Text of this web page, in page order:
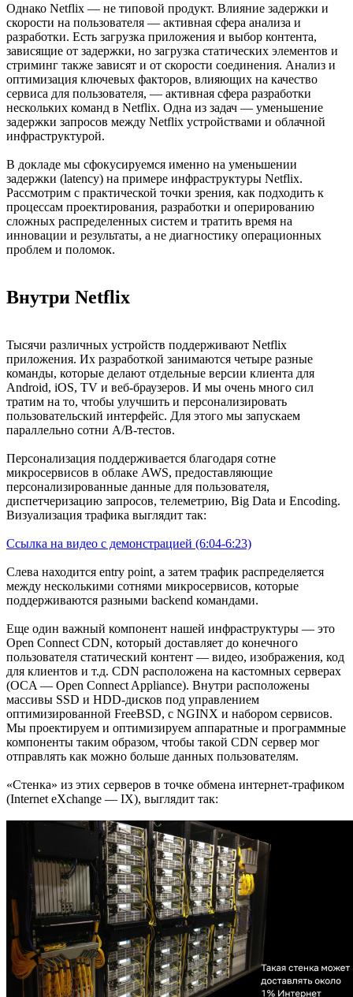
Однако Netflix — не типовой продукт. Влияние задержки и
скорости на пользователя — активная сфера анализа и
разработки. Есть загрузка приложения и выбор контента,
зависящие от задержки, но загрузка статических элементов и
стриминг также зависят и от скорости соединения. Анализ и
оптимизация ключевых факторов, влияющих на качество
сервиса для пользователя, — активная сфера разработки
нескольких команд в Netflix. Одна из задач — уменьшение
задержки запросов между Netflix устройствами и облачной
инфраструктурой.
В докладе мы сфокусируемся именно на уменьшении
задержки (latency) на примере инфраструктуры Netflix.
Рассмотрим с практической точки зрения, как подходить к
процессам проектирования, разработки и оперированию
сложных распределенных систем и тратить время на
инновации и результаты, а не диагностику операционных
проблем и поломок.
Внутри Netflix
Тысячи различных устройств поддерживают Netflix
приложения. Их разработкой занимаются четыре разные
команды, которые делают отдельные версии клиента для
Android, iOS, TV и веб-браузеров. И мы очень много сил
тратим на то, чтобы улучшить и персонализировать
пользовательский интерфейс. Для этого мы запускаем
параллельно сотни A/B-тестов.
Персонализация поддерживается благодаря сотне
микросервисов в облаке AWS, предоставляющие
персонализированные данные для пользователя,
диспетчеризацию запросов, телеметрию, Big Data и Encoding.
Визуализация трафика выглядит так:
Ссылка на видео c демонстрацией (6:04-6:23)
Слева находится entry point, а затем трафик распределяется
между несколькими сотнями микросервисов, которые
поддерживаются разными backend командами.
Еще один важный компонент нашей инфраструктуры — это
Open Connect CDN, который доставляет до конечного
пользователя статический контент — видео, изображения, код
для клиентов и т.д. CDN расположена на кастомных серверах
(OCA — Open Connect Appliance). Внутри расположены
массивы SSD и HDD-дисков под управлением
оптимизированной FreeBSD, с NGINX и набором сервисов.
Мы проектируем и оптимизируем аппаратные и программные
компоненты таким образом, чтобы такой CDN сервер мог
отправлять как можно больше данных пользователям.
«Стенка» из этих серверов в точке обмена интернет-трафиком
(Internet eXchange — IX), выглядит так: